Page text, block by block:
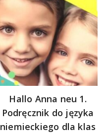
Hallo Anna neu 1.
Podręcznik do języka
niemieckiego dla klas